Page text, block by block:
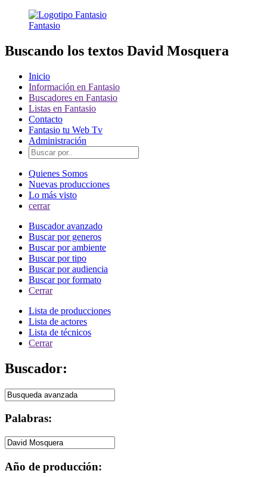
Fantasio
Buscando los textos David Mosquera
Inicio
Información en Fantasio
Buscadores en Fantasio
Listas en Fantasio
Contacto
Fantasio tu Web Tv
Administración
Quienes Somos
Nuevas producciones
Lo más visto
cerrar
Buscador avanzado
Buscar por generos
Buscar por ambiente
Buscar por tipo
Buscar por audiencia
Buscar por formato
Cerrar
Lista de producciones
Lista de actores
Lista de técnicos
Cerrar
Buscador:
Palabras:
Año de producción: